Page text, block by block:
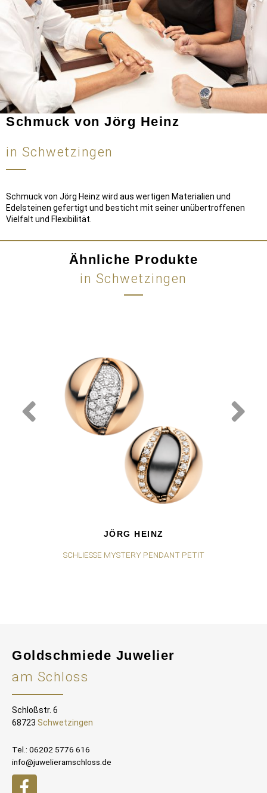
Schmuck von Jörg Heinz
in Schwetzingen
Schmuck von Jörg Heinz wird aus wertigen Materialien und
Edelsteinen gefertigt und besticht mit seiner unübertroffenen
Vielfalt und Flexibilität.
Ähnliche Produkte
in Schwetzingen
JÖRG HEINZ
SCHLIESSE MYSTERY PENDANT PETIT
Goldschmiede Juwelier
am Schloss
Schloßstr. 6
68723 Schwetzingen
Tel.: 06202 5776 616
info@juwelieramschloss.de